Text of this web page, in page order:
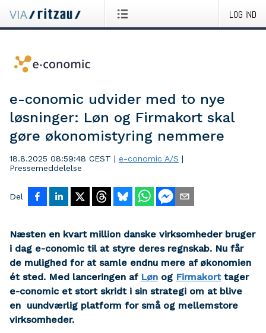
LOG IND
e-conomic udvider med to nye
løsninger: Løn og Firmakort skal
gøre økonomistyring nemmere
18.8.2025 08:59:48 CEST | e-conomic A/S |
Pressemeddelelse
Del
Næsten en kvart million danske virksomheder bruger
i dag e-conomic til at styre deres regnskab. Nu får
de mulighed for at samle endnu mere af økonomien
ét sted. Med lanceringen af Løn og Firmakort tager
e-conomic et stort skridt i sin strategi om at blive
en uundværlig platform for små og mellemstore
virksomheder.